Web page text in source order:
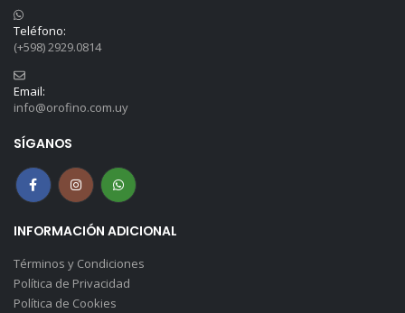
Teléfono:
(+598) 2929.0814
Email:
info@orofino.com.uy
SÍGANOS
INFORMACIÓN ADICIONAL
Términos y Condiciones
Política de Privacidad
Política de Cookies